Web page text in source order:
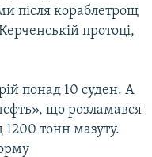
після кораблетрощ
протоці,
понад 10 суден. А
що розламався
тонн мазуту.